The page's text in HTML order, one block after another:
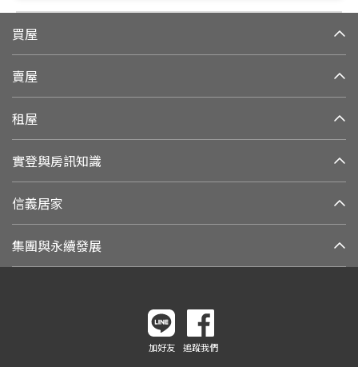
買屋
賣屋
租屋
實登與房訊知識
信義居家
集團與永續發展
加好友 追蹤我們